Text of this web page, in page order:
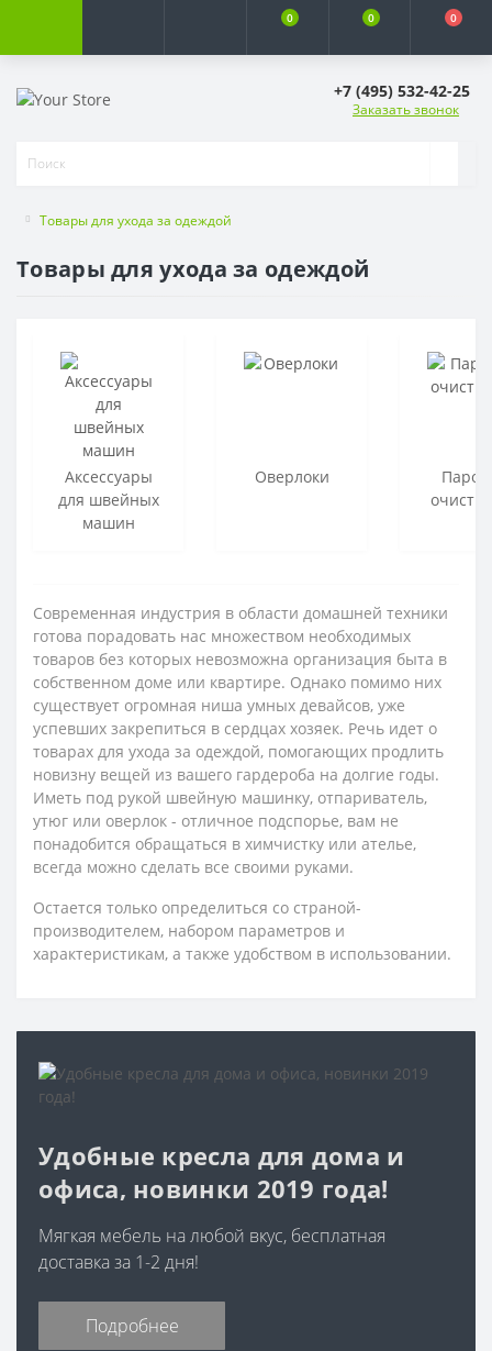
0 0 0
+7 (495) 532-42-25
Заказать звонок
Товары для ухода за одеждой
Товары для ухода за одеждой
Аксессуары
для швейных
машин
Оверлоки
Современная индустрия в области домашней техники
готова порадовать нас множеством необходимых
товаров без которых невозможна организация быта в
собственном доме или квартире. Однако помимо них
существует огромная ниша умных девайсов, уже
успевших закрепиться в сердцах хозяек. Речь идет о
товарах для ухода за одеждой, помогающих продлить
новизну вещей из вашего гардероба на долгие годы.
Иметь под рукой швейную машинку, отпариватель,
утюг или оверлок - отличное подспорье, вам не
понадобится обращаться в химчистку или ателье,
всегда можно сделать все своими руками.
Остается только определиться со страной-
производителем, набором параметров и
характеристикам, а также удобством в использовании.
Удобные кресла для дома и
офиса, новинки 2019 года!
Мягкая мебель на любой вкус, бесплатная
доставка за 1-2 дня!
Подробнее